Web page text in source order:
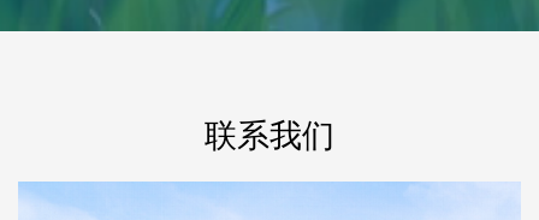
联系我们